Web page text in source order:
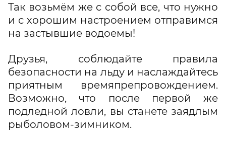
Так возьмём же с собой все, что нужно
и с хорошим настроением отправимся
на застывшие водоемы!
Друзья, соблюдайте правила
безопасности на льду и наслаждайтесь
приятным времяпрепровождением.
Возможно, что после первой же
подледной ловли, вы станете заядлым
рыболовом-зимником.